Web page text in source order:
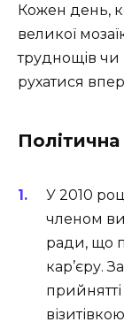
Кожен день,
великої
труднощів чи
рухатися
Політична
У 2010
членом
ради, що
кар’єру.